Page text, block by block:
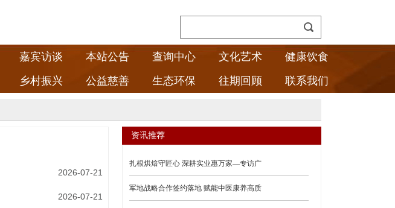
嘉宾访谈 本站公告 查询中心 文化艺术
健康饮食
乡村振兴 公益慈善 生态环保 往期回顾 联系我们
资讯推荐
扎根烘焙守匠心 深耕实业惠万家—专访广
军地战略合作签约落地 赋能中医康养高质
2026-07-21
2026-07-21